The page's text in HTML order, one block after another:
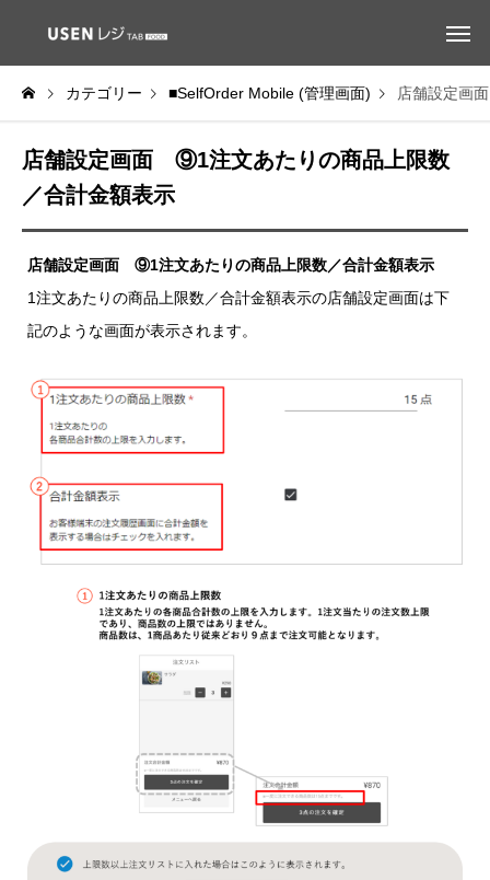
カテゴリー ■SelfOrder Mobile (管理画面) 店舗設定画
店舗設定画面 ⑨1注文あたりの商品上限数
／合計金額表示
店舗設定画面 ⑨1注文あたりの商品上限数／合計金額表示
1注文あたりの商品上限数／合計金額表示の店舗設定画面は下
記のような画面が表示されます。